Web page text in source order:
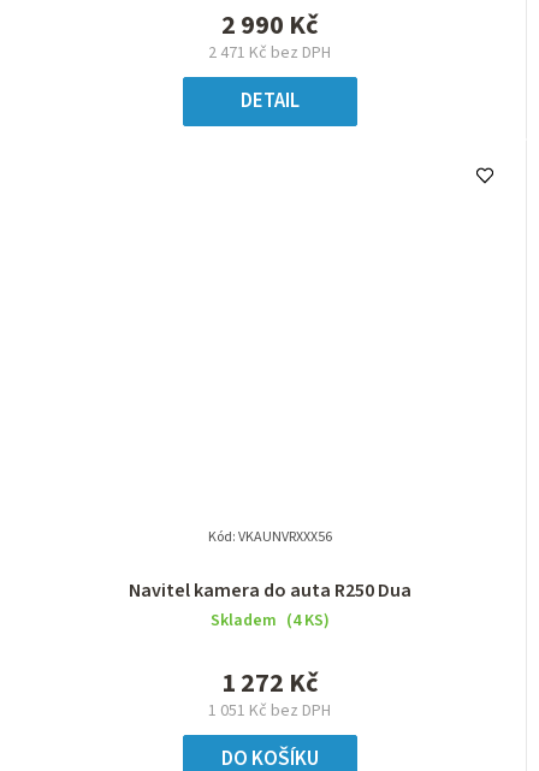
2 471 Kč bez DPH
2 990 Kč
DETAIL
Navitel kamera do auta R250 Dua
Skladem (4 KS)
1 051 Kč bez DPH
1 272 Kč
DO KOŠÍKU
Kód:VKAUNVRXXX56